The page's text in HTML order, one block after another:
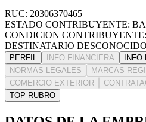
RUC: 20306370465
ESTADO CONTRIBUYENTE:
CONDICION
DESTINATARIO DESCONOCIDO
PERFIL INFO FINANCIERA
NORMAS LEGALES
MARCAS
COMERCIO EXTERIOR
TOP RUBRO